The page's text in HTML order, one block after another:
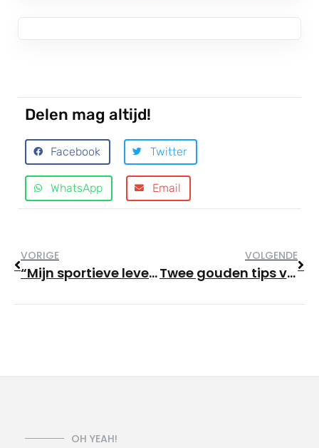
Delen mag altijd!
Facebook Twitter
WhatsApp Email
VORIGE
“Mijn sportieve leven” door Herman Slot, 90 jaar.
VOLGENDE
Twee gouden tips voor een post lockdown CrossFit kickstart zonder frustratie.
OH YEAH!